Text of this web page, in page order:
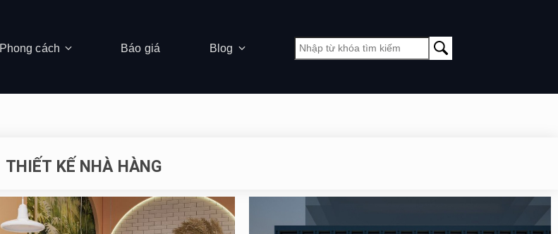
Phong cách Báo giá Blog
THIẾT KẾ NHÀ HÀNG